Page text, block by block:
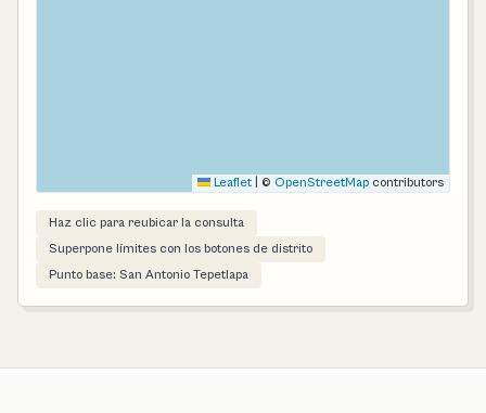
Leaflet © OpenStreetMap contributors
Haz clic para reubicar la consulta
Superpone límites con los botones de distrito
Punto base: San Antonio Tepetlapa